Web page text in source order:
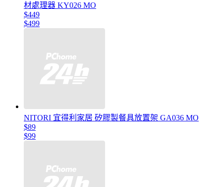
材處理器 KY026 MO
$449
$499
NITORI 宜得利家居 矽膠製餐具放置架 GA036 MO
$89
$99